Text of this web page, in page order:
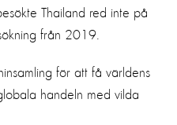
Thailand red inte på
från 2019.
för att få världens
handeln med vilda